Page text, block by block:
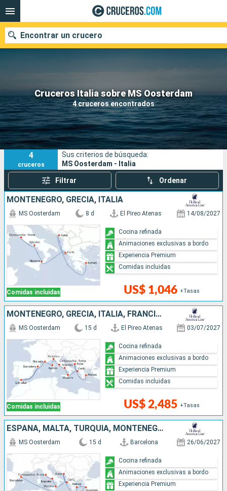
Cruceros Italia sobre MS Oosterdam
4 cruceros encontrados
Encontrar un crucero
Nuestros destinos
Fecha de salida
Puertos Compañías
Buscar
4
cruceros
Sus criterios de búsqueda:
MS Oosterdam - Italia
Filtrar Ordenar
MONTENEGRO, GRECIA, ITALIA
Comidas incluidas
MS Oosterdam 8 d El Pireo Atenas 14/08/2027
US$ 1,046 +Tasas
Cocina refinada
Animaciones exclusivas a bordo
Experiencia Premium
Comidas incluidas
MONTENEGRO, GRECIA, ITALIA, FRANCIA, ESPAÑA
Comidas incluidas
MS Oosterdam 15 d El Pireo Atenas 03/07/2027
US$ 2,485 +Tasas
Cocina refinada
Animaciones exclusivas a bordo
Experiencia Premium
Comidas incluidas
ESPAÑA, MALTA, TURQUÍA, MONTENEGRO, GRECIA, ITALIA
MS Oosterdam 15 d Barcelona 26/06/2027
Cocina refinada
Animaciones exclusivas a bordo
Experiencia Premium